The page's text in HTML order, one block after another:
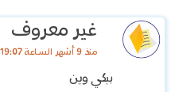
غير معروف
منذ 9 أشهر الساعة 19:07
ببكي وين